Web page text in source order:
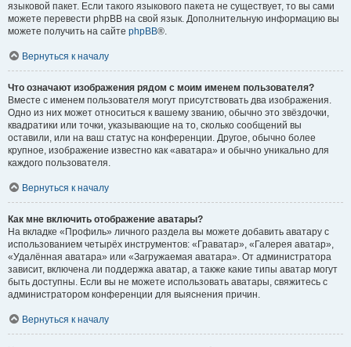
языковой пакет. Если такого языкового пакета не существует, то вы сами
можете перевести phpBB на свой язык. Дополнительную информацию вы
можете получить на сайте phpBB®.
Вернуться к началу
Что означают изображения рядом с моим именем пользователя?
Вместе с именем пользователя могут присутствовать два изображения.
Одно из них может относиться к вашему званию, обычно это звёздочки,
квадратики или точки, указывающие на то, сколько сообщений вы
оставили, или на ваш статус на конференции. Другое, обычно более
крупное, изображение известно как «аватара» и обычно уникально для
каждого пользователя.
Вернуться к началу
Как мне включить отображение аватары?
На вкладке «Профиль» личного раздела вы можете добавить аватару с
использованием четырёх инструментов: «Граватар», «Галерея аватар»,
«Удалённая аватара» или «Загружаемая аватара». От администратора
зависит, включена ли поддержка аватар, а также какие типы аватар могут
быть доступны. Если вы не можете использовать аватары, свяжитесь с
администратором конференции для выяснения причин.
Вернуться к началу